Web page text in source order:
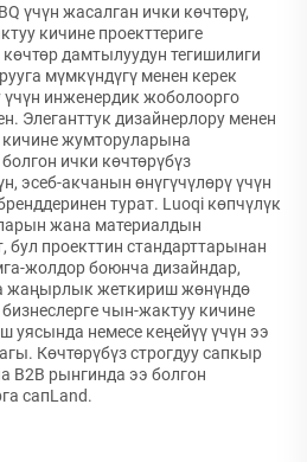
үчүн жасалган ички көчтөрү,
кичине проекттериге
дамтылуудун тегишилиги
мүмкүндүгү менен керек
инженердик жоболоорго
Элеганттук дизайнерлору менен
жумторуларына
ички көчтөрүбүз
эсеб-акчанын өнүгүчүлөрү үчүн
турат. Luoqi көпчүлүк
жана материалдын
бул проекттин стандарттарынан
жолдор боюнча дизайндар,
жаңырлык жеткириш жөнүндө
чын-жактуу кичине
немесе кеңейүү үчүн ээ
Көчтөрүбүз строгдуу сапкыр
B2B рынгинда ээ болгон
сапLand.